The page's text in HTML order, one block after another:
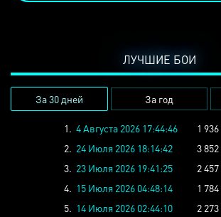
ЛУЧШИЕ БОИ
За 30 дней За год
1. 4 Августа 2026 17:44:46
1
2. 24 Июля 2026 18:14:42
3
3. 23 Июля 2026 19:41:25
2
4. 15 Июля 2026 04:48:14
1
5. 14 Июля 2026 02:44:10
2